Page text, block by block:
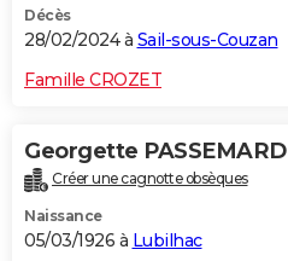
Décès
28/02/2024 à Sail-sous-Couzan
Famille CROZET
Georgette PASSEMARD
Créer une cagnotte obsèques
Naissance
05/03/1926 à Lubilhac